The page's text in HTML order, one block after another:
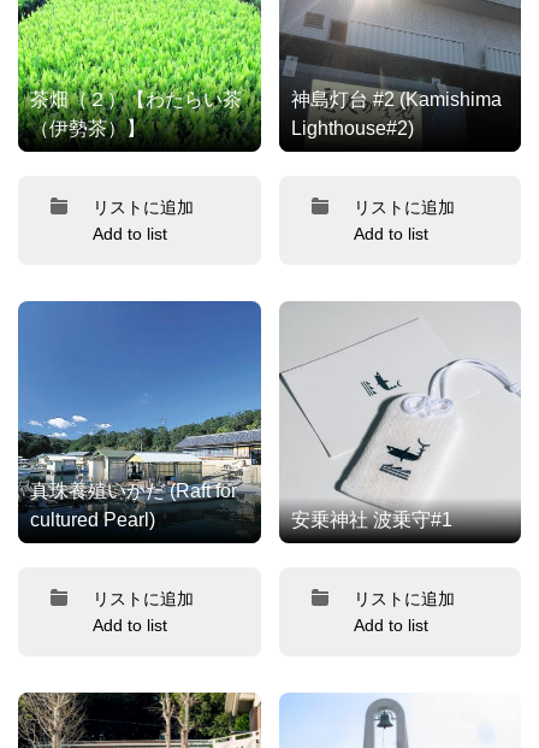
茶畑（２）【わたらい茶
（伊勢茶）】
リストに追加
Add to list
神島灯台 #2 (Kamishima
Lighthouse#2)
リストに追加
Add to list
真珠養殖いかだ (Raft for
cultured Pearl)
リストに追加
Add to list
安乗神社 波乗守#1
リストに追加
Add to list